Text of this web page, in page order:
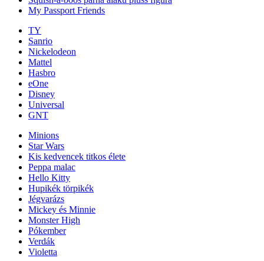
My Passport Friends
TY
Sanrio
Nickelodeon
Mattel
Hasbro
eOne
Disney
Universal
GNT
Minions
Star Wars
Kis kedvencek titkos élete
Peppa malac
Hello Kitty
Hupikék törpikék
Jégvarázs
Mickey és Minnie
Monster High
Pókember
Verdák
Violetta